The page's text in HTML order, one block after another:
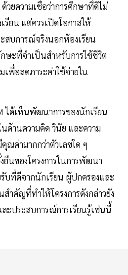
ยความเชื่อว่าการศึกษาที่ดีไม่
รียน แต่ควรเปิดโอกาสให้
สบการณ์จริงนอกห้องเรียน
ะที่จำเป็นสำหรับการใช้ชีวิต
เพื่อลดภาระค่าใช้จ่ายใน
ได้เห็นพัฒนาการของนักเรียน
ด้านความคิด วินัย และความ
ค่ามากกว่าตัวเลขใด ๆ
นของโครงการในการพัฒนา
รับที่ดีจากนักเรียน ผู้ปกครองและ
ำคัญที่ทำให้โครงการดังกล่าวยัง
ะประสบการณ์การเรียนรู้เช่นนี้